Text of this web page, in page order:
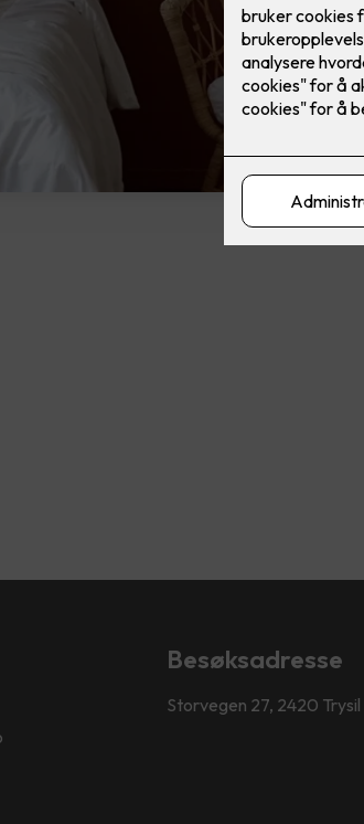
Besøksadresse
Storvegen 27, 2420 Trysil